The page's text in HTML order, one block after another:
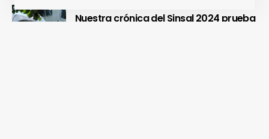
Nuestra crónica del Sinsal 2024 prueba